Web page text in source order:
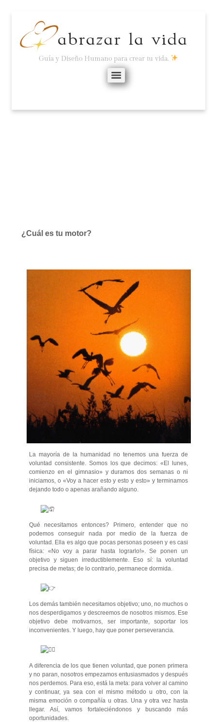
Guía y Diseño Humano para crear tu vida.
¿Cuál es tu motor?
La mayoría de la humanidad no tenemos una fuerza de
voluntad consistente. Somos los que decimos: «El lunes,
comienzo en el gimnasio» y duramos dos semanas o ni
iniciamos, o «Voy a hacer esto y esto y esto» y terminamos
dejando todo o apenas arañando alguno.
Qué necesitamos entonces? Primero, entender que no
podemos conseguir nada por medio de la fuerza de
voluntad. Ella es algo que pocas personas poseen y es casi
física: «No voy a parar hasta lograrlo!». Se ponen un
objetivo y siguen irreductiblemente. Eso sí: la voluntad
precisa de metas; de lo contrario, permanece dormida.
Los demás también necesitamos objetivo; uno, no muchos o
nos desperdigamos y descreemos de nosotros mismos. Ese
objetivo debe motivarnos, ser importante, soportar los
inconvenientes. Y luego, hay que poner perseverancia.
A diferencia de los que tienen voluntad, que ponen primera
y no paran, nosotros empezamos entusiasmados y después
nos perdemos. Para eso, está la meta: para volver al camino
y continuar, ya sea con el mismo método u otro, con la
misma emoción o compañía u otras. Una y otra vez hasta
llegar. Así, vamos fortaleciéndonos y buscando más
oportunidades.